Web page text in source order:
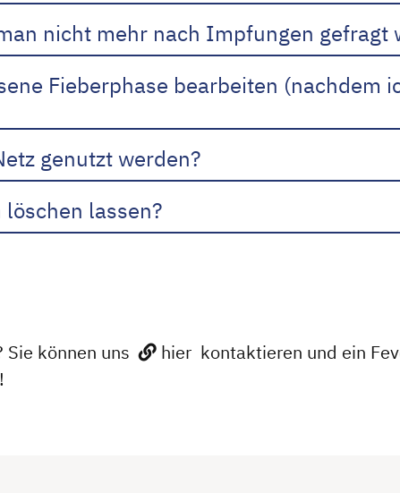
nicht mehr nach Impfungen gefragt
Fieberphase bearbeiten (nachdem
genutzt werden?
lassen?
Sie können uns hier kontaktieren und ein